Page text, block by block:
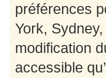
préférences
York,
modification
accessible